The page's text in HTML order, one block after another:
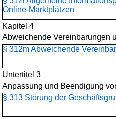
Online-Marktplätzen
Kapitel 4
Abweichende Vereinbarungen
§ 312m Abweichende
Untertitel 3
Anpassung und Beendigung
§ 313 Störung der